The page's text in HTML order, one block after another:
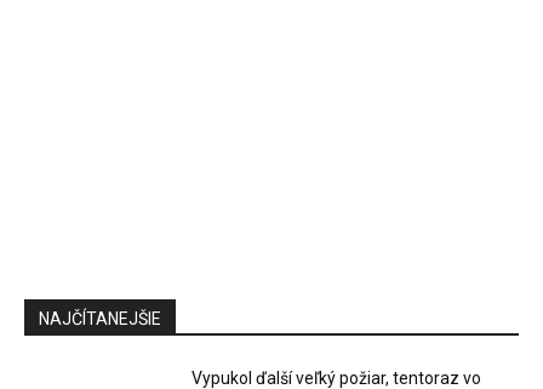
NAJČÍTANEJŠIE
Vypukol ďalší veľký požiar, tentoraz vo